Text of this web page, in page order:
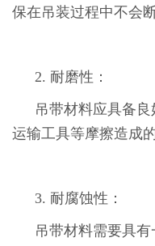
保在吊装过程中不会
2. 耐磨性：
吊带材料应具备良
运输工具等摩擦造成的
3. 耐腐蚀性：
吊带材料需要具